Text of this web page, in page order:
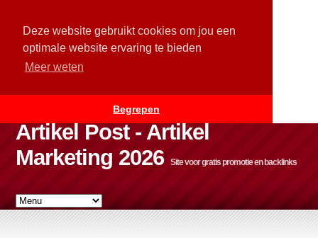
Deze website gebruikt cookies om jou een
optimale website ervaring te bieden
Meer weten
Begrepen
Artikel Post - Artikel
Marketing 2026
Site voor gratis promotie en backlinks